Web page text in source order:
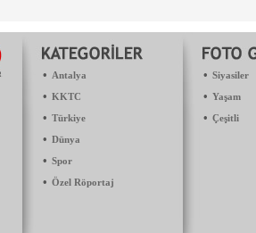
• Antalya
• KKTC
• Türkiye
• Dünya
• Spor
• Özel Röportaj
• Siyasiler
• Yaşam
• Çeşitli